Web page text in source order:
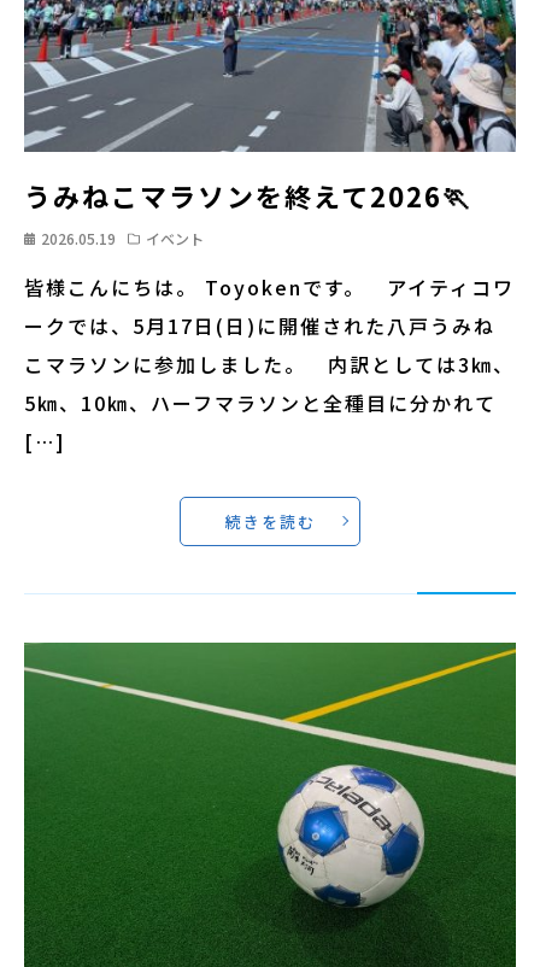
うみねこマラソンを終えて2026🏃
2026.05.19 イベント
皆様こんにちは。 Toyokenです。 アイティコワ
ークでは、5月17日(日)に開催された八戸うみね
こマラソンに参加しました。 内訳としては3㎞、
5㎞、10㎞、ハーフマラソンと全種目に分かれて
[…]
続きを読む